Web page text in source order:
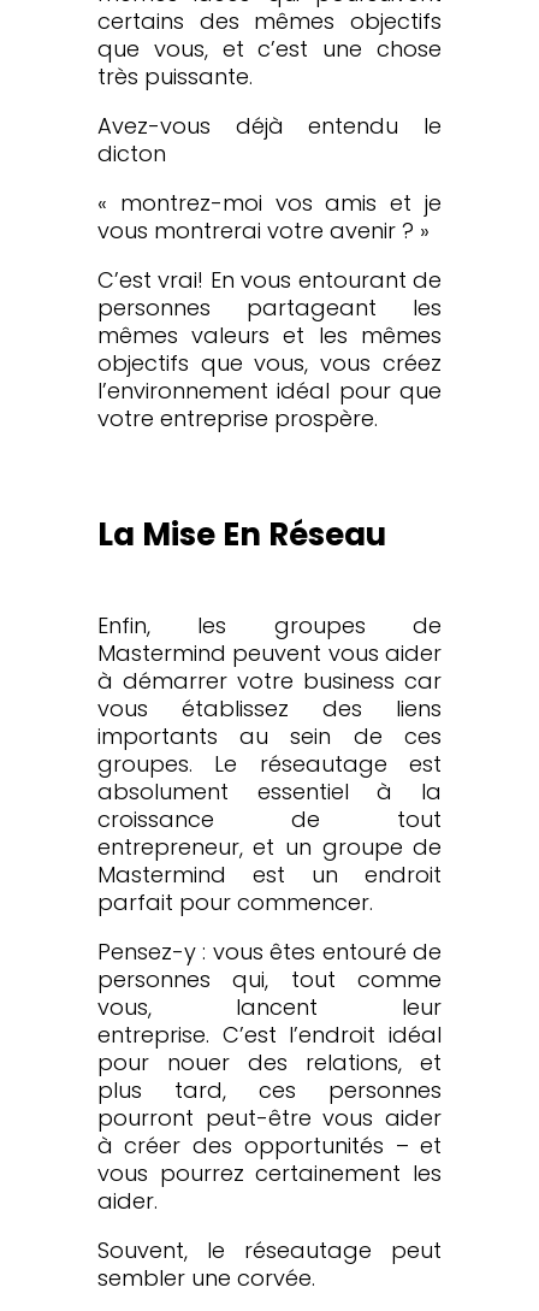
certains des mêmes objectifs
que vous, et c’est une chose
très puissante.
Avez-vous déjà entendu le
dicton
« montrez-moi vos amis et je
vous montrerai votre avenir ? »
C’est vrai! En vous entourant de
personnes partageant les
mêmes valeurs et les mêmes
objectifs que vous, vous créez
l’environnement idéal pour que
votre entreprise prospère.
La Mise En Réseau
Enfin, les groupes de
Mastermind peuvent vous aider
à démarrer votre business car
vous établissez des liens
importants au sein de ces
groupes. Le réseautage est
absolument essentiel à la
croissance de tout
entrepreneur, et un groupe de
Mastermind est un endroit
parfait pour commencer.
Pensez-y : vous êtes entouré de
personnes qui, tout comme
vous, lancent leur
entreprise. C’est l’endroit idéal
pour nouer des relations, et
plus tard, ces personnes
pourront peut-être vous aider
à créer des opportunités – et
vous pourrez certainement les
aider.
Souvent, le réseautage peut
sembler une corvée.